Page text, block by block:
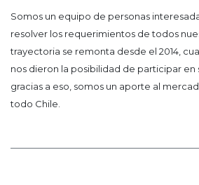
Somos un equipo de personas
resolver los requerimientos de todos
trayectoria se remonta desde el 2014,
nos dieron la posibilidad de participar en
gracias a eso, somos un aporte al
todo Chile.